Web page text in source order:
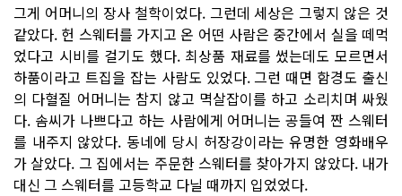
그게 어머니의 장사 철학이었다. 그런데 세상은 그렇지 않은 것
같았다. 헌 스웨터를 가지고 온 어떤 사람은 중간에서 실을 떼먹
었다고 시비를 걸기도 했다. 최상품 재료를 썼는데도 모르면서
하품이라고 트집을 잡는 사람도 있었다. 그런 때면 함경도 출신
의 다혈질 어머니는 참지 않고 멱살잡이를 하고 소리치며 싸웠
다. 솜씨가 나쁘다고 하는 사람에게 어머니는 공들여 짠 스웨터
를 내주지 않았다. 동네에 당시 허장강이라는 유명한 영화배우
가 살았다. 그 집에서는 주문한 스웨터를 찾아가지 않았다. 내가
대신 그 스웨터를 고등학교 다닐 때까지 입었었다.